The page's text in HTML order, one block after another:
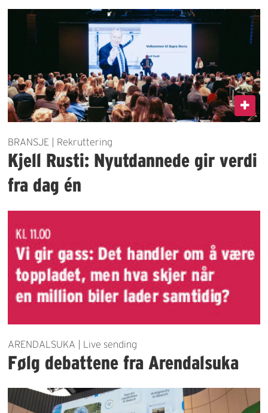
BRANSJE | Rekruttering
Kjell Rusti: Nyutdannede gir verdi
fra dag én
ARENDALSUKA | Live sending
Følg debattene fra Arendalsuka